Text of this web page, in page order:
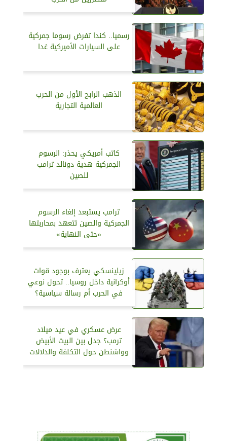
رسميا.. كندا تفرض رسوما جمركية
على السيارات الأميركية غدا
الذهب الرابح الأول من الحرب
العالمية التجارية
كاتب أمريكي يحذر: الرسوم
الجمركية هدية دونالد ترامب
للصين
ترامب يستبعد إلغاء الرسوم
الجمركية والصين تتعهد بمحاربتها
«حتى النهاية»
زيلينسكي يعترف بوجود قوات
أوكرانية داخل روسيا.. تحول نوعي
في الحرب أم رسالة سياسية؟
عرض عسكري في عيد ميلاد
ترمب؟ جدل بين البيت الأبيض
وواشنطن حول التكلفة والدلالات